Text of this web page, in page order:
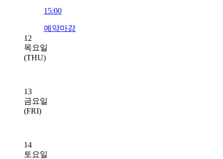
15:00
예약마감
12
목요일
(THU)
13
금요일
(FRI)
14
토요일